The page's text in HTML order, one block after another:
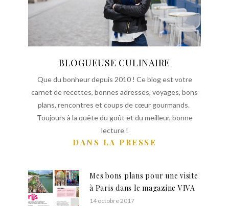
BLOGUEUSE CULINAIRE
Que du bonheur depuis 2010 ! Ce blog est votre
carnet de recettes, bonnes adresses, voyages, bons
plans, rencontres et coups de cœur gourmands.
Toujours à la quête du goût et du meilleur, bonne
lecture !
DANS LA PRESSE
Mes bons plans pour une visite
à Paris dans le magazine VIVA
14 octobre 2017